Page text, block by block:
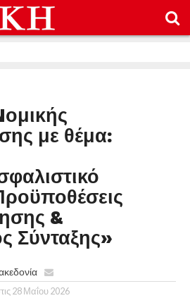
με θέμα:
&
Σύνταξης»
28 Μαΐου 2026